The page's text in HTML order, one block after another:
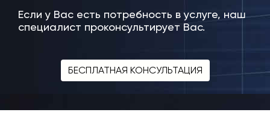
Если у Вас есть потребность в услуге, наш
специалист проконсультирует Вас.
БЕСПЛАТНАЯ КОНСУЛЬТАЦИЯ